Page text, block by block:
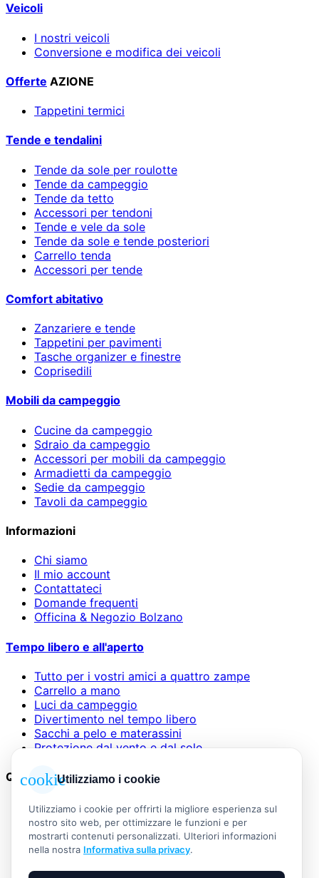
Veicoli
I nostri veicoli
Conversione e modifica dei veicoli
Offerte AZIONE
Tappetini termici
Tende e tendalini
Tende da sole per roulotte
Tende da campeggio
Tende da tetto
Accessori per tendoni
Tende e vele da sole
Tende da sole e tende posteriori
Carrello tenda
Accessori per tende
Comfort abitativo
Zanzariere e tende
Tappetini per pavimenti
Tasche organizer e finestre
Coprisedili
Mobili da campeggio
Cucine da campeggio
Sdraio da campeggio
Accessori per mobili da campeggio
Armadietti da campeggio
Sedie da campeggio
Tavoli da campeggio
Informazioni
Chi siamo
Il mio account
Contattateci
Domande frequenti
Officina & Negozio Bolzano
Tempo libero e all'aperto
Tutto per i vostri amici a quattro zampe
Carrello a mano
Luci da campeggio
Divertimento nel tempo libero
Sacchi a pelo e materassini
Protezione dal vento e dal sole
Questioni legali
AGB
Informazioni legali
Informativa sulla privacy
Widerrufsbelehrung
cookieUtilizziamo i cookie
Utilizziamo i cookie per offrirti la migliore esperienza sul
nostro sito web, per ottimizzare le funzioni e per
mostrarti contenuti personalizzati. Ulteriori informazioni
nella nostra Informativa sulla privacy.